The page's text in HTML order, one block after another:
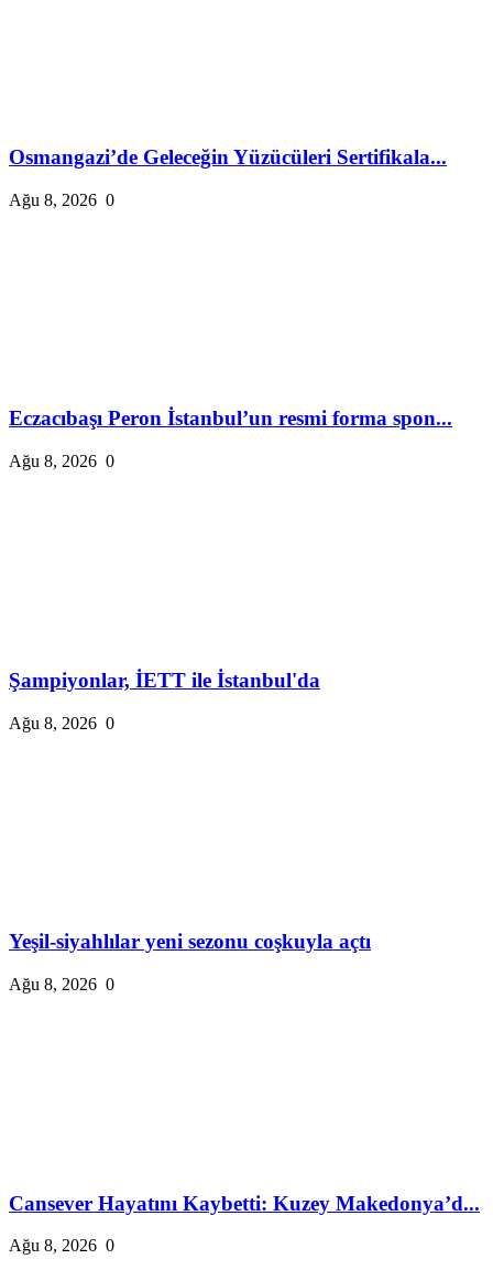
Osmangazi’de Geleceğin Yüzücüleri Sertifikala...
Ağu 8, 2026 0
Eczacıbaşı Peron İstanbul’un resmi forma spon...
Ağu 8, 2026 0
Şampiyonlar, İETT ile İstanbul'da
Ağu 8, 2026 0
Yeşil-siyahlılar yeni sezonu coşkuyla açtı
Ağu 8, 2026 0
Cansever Hayatını Kaybetti: Kuzey Makedonya’d...
Ağu 8, 2026 0